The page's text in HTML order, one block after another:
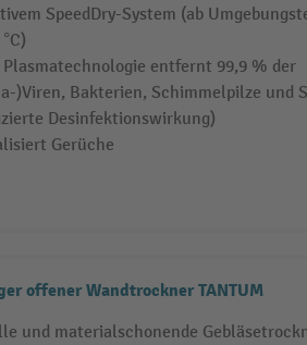
SpeedDry-System (ab
Plasmatechnologie entfernt 99,9 % der
)Viren, Bakterien, Schimmelpilze und
Desinfektionswirkung)
Gerüche
offener Wandtrockner TANTUM
und materialschonende